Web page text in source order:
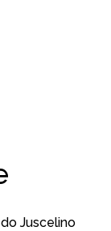
Juscelino